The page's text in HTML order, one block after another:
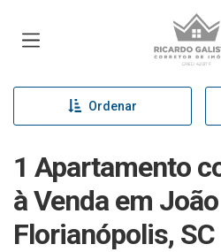
Página
Ordenar
1 Apartamento
à Venda em
Florianópolis, SC